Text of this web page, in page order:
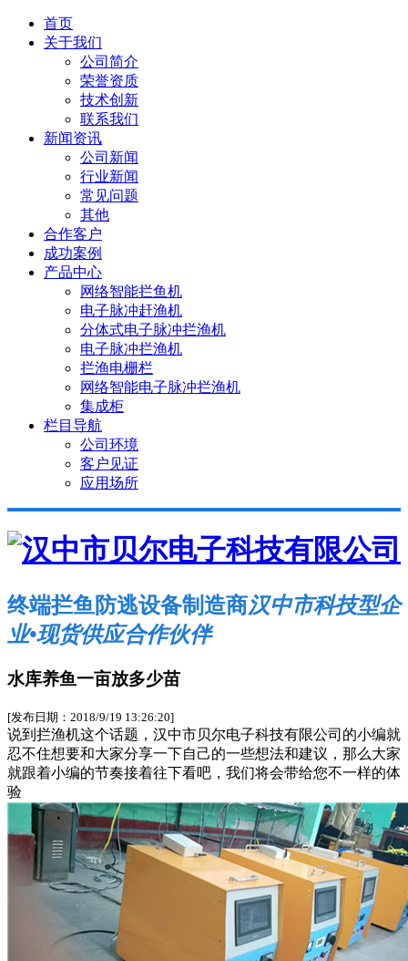
首页
关于我们
公司简介
荣誉资质
技术创新
联系我们
新闻资讯
公司新闻
行业新闻
常见问题
其他
合作客户
成功案例
产品中心
网络智能拦鱼机
电子脉冲赶渔机
分体式电子脉冲拦渔机
电子脉冲拦渔机
拦渔电栅栏
网络智能电子脉冲拦渔机
集成柜
栏目导航
公司环境
客户见证
应用场所
终端拦鱼防逃设备制造商汉中市科技型企
业•现货供应合作伙伴
水库养鱼一亩放多少苗
[发布日期：2018/9/19 13:26:20]
说到拦渔机这个话题，汉中市贝尔电子科技有限公司的小编就
忍不住想要和大家分享一下自己的一些想法和建议，那么大家
就跟着小编的节奏接着往下看吧，我们将会带给您不一样的体
验